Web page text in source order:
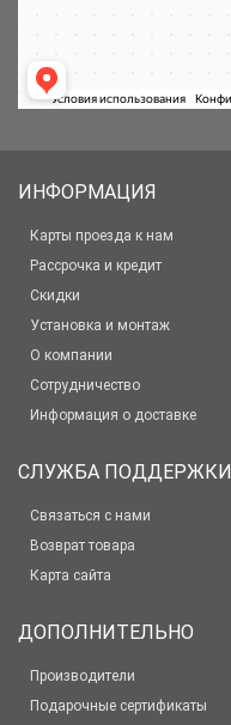
ИНФОРМАЦИЯ
Карты проезда к нам
Рассрочка и кредит
Скидки
Установка и монтаж
О компании
Сотрудничество
Информация о доставке
СЛУЖБА ПОДДЕРЖКИ
Связаться с нами
Возврат товара
Карта сайта
ДОПОЛНИТЕЛЬНО
Производители
Подарочные сертификаты